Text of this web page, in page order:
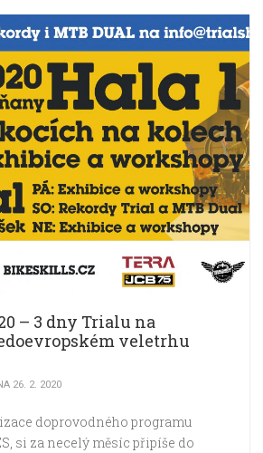
– 3 dny Trialu na
veletrhu
26. 2. 2020
doprovodného programu
si za necelý měsíc připíše do